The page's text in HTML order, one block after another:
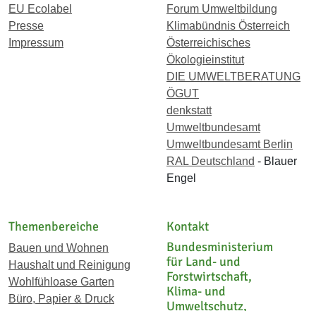
EU Ecolabel
Presse
Impressum
Forum Umweltbildung
Klimabündnis Österreich
Österreichisches
Ökologieinstitut
DIE UMWELTBERATUNG
ÖGUT
denkstatt
Umweltbundesamt
Umweltbundesamt Berlin
RAL Deutschland - Blauer
Engel
Themenbereiche
Bauen und Wohnen
Haushalt und Reinigung
Wohlfühloase Garten
Büro, Papier & Druck
Kontakt
Bundesministerium
für Land- und
Forstwirtschaft,
Klima- und
Umweltschutz,